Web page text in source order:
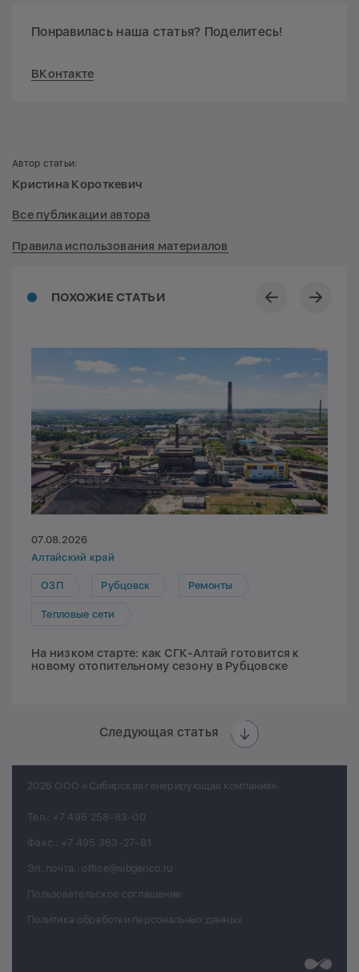
Понравилась наша статья? Поделитесь!
ВКонтакте
ПОХОЖИЕ СТАТЬИ
07.08.2026
Алтайский край
ОЗП Рубцовск Ремонты
Тепловые сети
На низком старте: как СГК-Алтай готовится к
новому отопительному сезону в Рубцовске
Следующая статья
Автор статьи:
Кристина Короткевич
Все публикации автора
Правила использования материалов
2026 ООО «Сибирская генерирующая компания»
Тел.: +7 495 258-83-00
Факс.: +7 495 363-27-81
Эл. почта.: office@sibgenco.ru
Пользовательское соглашение
Политика обработки персональных данных